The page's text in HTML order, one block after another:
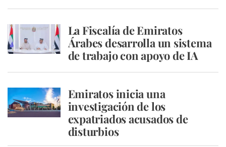
La Fiscalía de Emiratos
Árabes desarrolla un sistema
de trabajo con apoyo de IA
Emiratos inicia una
investigación de los
expatriados acusados ​​de
disturbios